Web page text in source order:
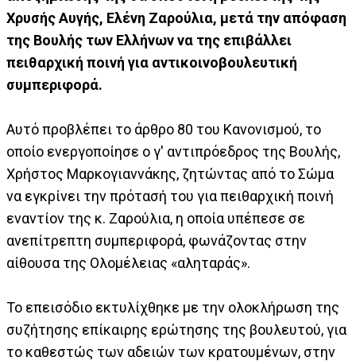
Χρυσής Αυγής, Ελένη Ζαρούλια, μετά την απόφαση
της Βουλής των Ελλήνων να της επιβάλλει
πειθαρχική ποινή για αντικοινοβουλευτική
συμπεριφορά.
Αυτό προβλέπει το άρθρο 80 του Κανονισμού, το
οποίο ενεργοποίησε ο γ' αντιπρόεδρος της Βουλής,
Χρήστος Μαρκογιαννάκης, ζητώντας από το Σώμα
να εγκρίνει την πρότασή του για πειθαρχική ποινή
εναντίον της κ. Ζαρούλια, η οποία υπέπεσε σε
ανεπίτρεπτη συμπεριφορά, φωνάζοντας στην
αίθουσα της Ολομέλειας «αληταράς».
Το επεισόδιο εκτυλίχθηκε με την ολοκλήρωση της
συζήτησης επίκαιρης ερώτησης της βουλευτού, για
το καθεστώς των αδειών των κρατουμένων, στην